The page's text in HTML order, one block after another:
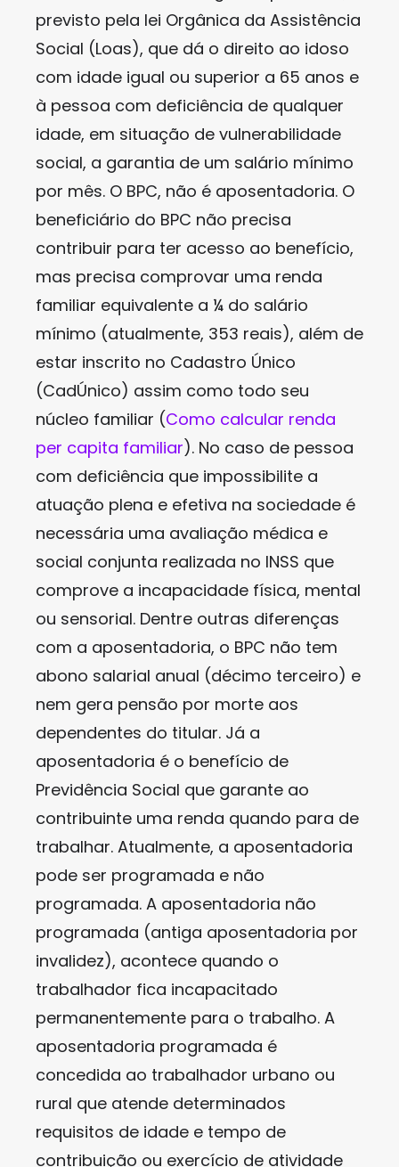
previsto pela lei Orgânica da Assistência
Social (Loas), que dá o direito ao idoso
com idade igual ou superior a 65 anos e
à pessoa com deficiência de qualquer
idade, em situação de vulnerabilidade
social, a garantia de um salário mínimo
por mês. O BPC, não é aposentadoria. O
beneficiário do BPC não precisa
contribuir para ter acesso ao benefício,
mas precisa comprovar uma renda
familiar equivalente a ¼ do salário
mínimo (atualmente, 353 reais), além de
estar inscrito no Cadastro Único
(CadÚnico) assim como todo seu
núcleo familiar (Como calcular renda
per capita familiar). No caso de pessoa
com deficiência que impossibilite a
atuação plena e efetiva na sociedade é
necessária uma avaliação médica e
social conjunta realizada no INSS que
comprove a incapacidade física, mental
ou sensorial. Dentre outras diferenças
com a aposentadoria, o BPC não tem
abono salarial anual (décimo terceiro) e
nem gera pensão por morte aos
dependentes do titular. Já a
aposentadoria é o benefício de
Previdência Social que garante ao
contribuinte uma renda quando para de
trabalhar. Atualmente, a aposentadoria
pode ser programada e não
programada. A aposentadoria não
programada (antiga aposentadoria por
invalidez), acontece quando o
trabalhador fica incapacitado
permanentemente para o trabalho. A
aposentadoria programada é
concedida ao trabalhador urbano ou
rural que atende determinados
requisitos de idade e tempo de
contribuição ou exercício de atividade